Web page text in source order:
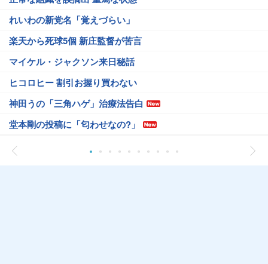
れいわの新党名「覚えづらい」
楽天から死球5個 新庄監督が苦言
マイケル・ジャクソン来日秘話
ヒコロヒー 割引お握り買わない
神田うの「三角ハゲ」治療法告白
堂本剛の投稿に「匂わせなの?」